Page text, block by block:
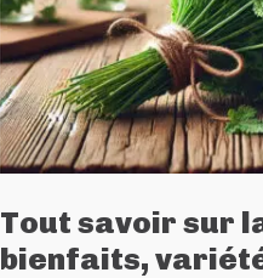
Tout savoir sur
bienfaits,